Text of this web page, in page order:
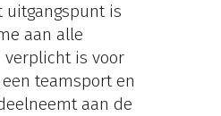
uitgangspunt is
aan alle
verplicht is voor
teamsport en
aan de